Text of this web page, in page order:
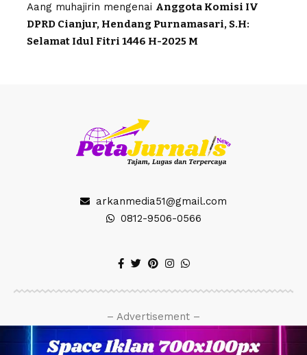
Aang muhajirin mengenai Anggota Komisi IV
DPRD Cianjur, Hendang Purnamasari, S.H:
Selamat Idul Fitri 1446 H-2025 M
arkanmedia51@gmail.com
0812-9506-0566
– Advertisement –